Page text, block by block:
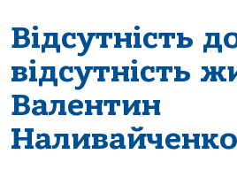
Відсутність
відсутність
Валентин